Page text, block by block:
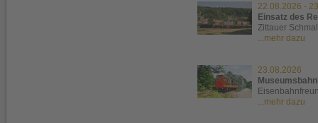
22.08.2026 -
Einsatz des
Zittauer
...mehr dazu
23.08.2026
...mehr dazu